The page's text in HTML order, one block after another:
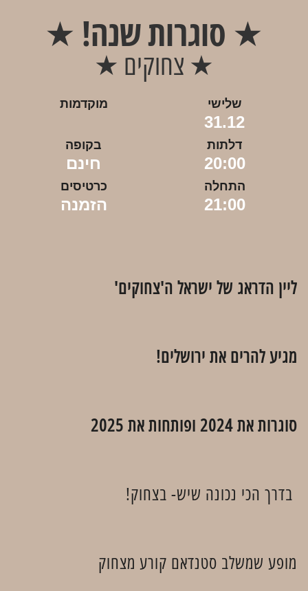
★ סוגרות שנה! ★
★ צחוקים ★
שלישי
31.12
מוקדמות
דלתות
20:00
בקופה
חינם
התחלה
21:00
כרטיסים
הזמנה
ליין הדראג של ישראל ה'צחוקים'
מגיע להרים את ירושלים!
סוגרות את 2024 ופותחות את 2025
בדרך הכי נכונה שיש- בצחוק!
מופע שמשלב סטנדאם קורע מצחוק